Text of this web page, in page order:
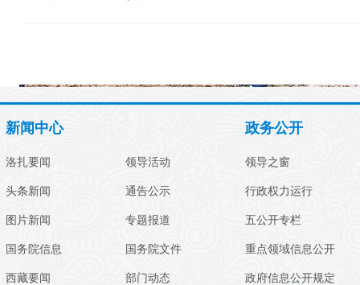
新闻中心
洛扎要闻
头条新闻
图片新闻
国务院信息
西藏要闻
领导活动
通告公示
专题报道
国务院文件
部门动态
政务公开
领导之窗
行政权力运行
五公开专栏
重点领域信息公开
政府信息公开规定